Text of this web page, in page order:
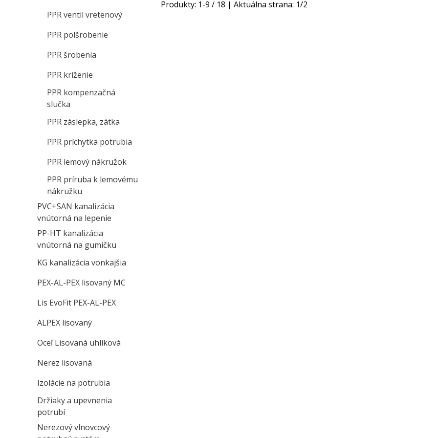
Produkty: 1-9 / 18 | Aktuálna strana: 1/2
PPR ventil vretenový
PPR polšrobenie
PPR šrobenia
PPR kríženie
PPR kompenzačná
slučka
PPR záslepka, zátka
PPR príchytka potrubia
PPR lemový nákružok
PPR príruba k lemovému
nákružku
PVC+SAN kanalizácia
vnútorná na lepenie
PP-HT kanalizácia
vnútorná na gumičku
KG kanalizácia vonkajšia
PEX-AL-PEX lisovaný MC
Lis EvoFit PEX-AL-PEX
ALPEX lisovaný
Oceľ Lisovaná uhlíková
Nerez lisovaná
Izolácie na potrubia
Držiaky a upevnenia
potrubí
Nerezový vlnovcový